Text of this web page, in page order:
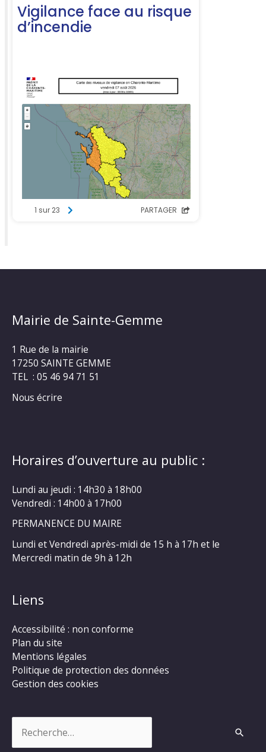
Mairie de Sainte-Gemme
1 Rue de la mairie
17250 SAINTE GEMME
TEL : 05 46 94 71 51
Nous écrire
Horaires d’ouverture au public :
Lundi au jeudi : 14h30 à 18h00
Vendredi : 14h00 à 17h00
PERMANENCE DU MAIRE
Lundi et Vendredi après-midi de 15 h à 17h et le
Mercredi matin de 9h à 12h
Liens
Accessibilité : non conforme
Plan du site
Mentions légales
Politique de protection des données
Gestion des cookies